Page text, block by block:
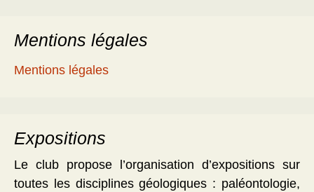
Mentions légales
Mentions légales
Expositions
Le club propose l’organisation d’expositions sur
toutes les disciplines géologiques : paléontologie,